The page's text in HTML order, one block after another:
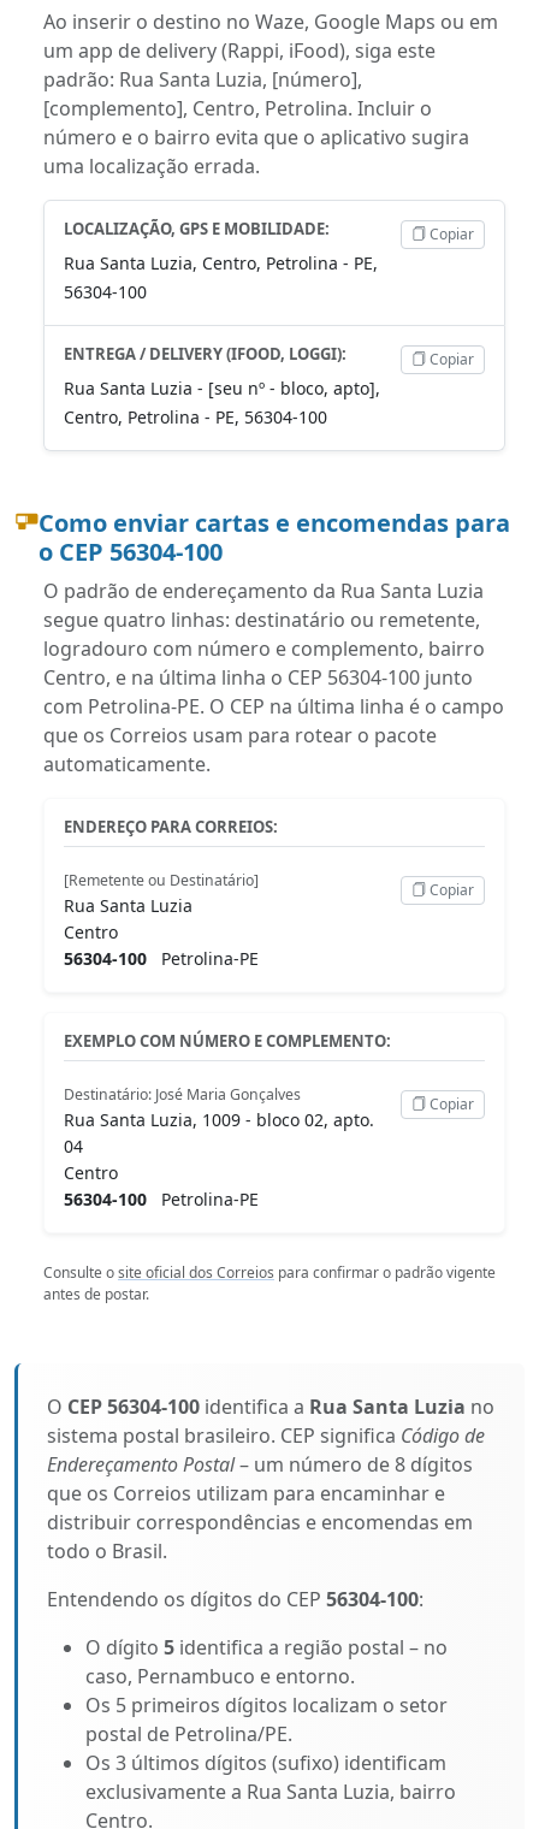
Ao inserir o destino no Waze, Google Maps ou em
um app de delivery (Rappi, iFood), siga este
padrão: Rua Santa Luzia, [número],
[complemento], Centro, Petrolina. Incluir o
número e o bairro evita que o aplicativo sugira
uma localização errada.
LOCALIZAÇÃO, GPS E MOBILIDADE:
Rua Santa Luzia, Centro, Petrolina - PE,
56304-100
Copiar
ENTREGA / DELIVERY (IFOOD, LOGGI):
Rua Santa Luzia - [seu nº - bloco, apto],
Centro, Petrolina - PE, 56304-100
Copiar
Como enviar cartas e encomendas para
o CEP 56304-100
O padrão de endereçamento da Rua Santa Luzia
segue quatro linhas: destinatário ou remetente,
logradouro com número e complemento, bairro
Centro, e na última linha o CEP 56304-100 junto
com Petrolina-PE. O CEP na última linha é o campo
que os Correios usam para rotear o pacote
automaticamente.
ENDEREÇO PARA CORREIOS:
[Remetente ou Destinatário]
Rua Santa Luzia
Centro
56304-100 Petrolina-PE
Copiar
EXEMPLO COM NÚMERO E COMPLEMENTO:
Destinatário: José Maria Gonçalves
Rua Santa Luzia, 1009 - bloco 02, apto.
04
Centro
56304-100 Petrolina-PE
Copiar
Consulte osite oficial dos Correios para confirmar o padrão vigente
antes de postar.
O CEP 56304-100 identifica a Rua Santa Luzia no
sistema postal brasileiro. CEP significa Código de
Endereçamento Postal– um número de 8 dígitos
que os Correios utilizam para encaminhar e
distribuir correspondências e encomendas em
todo o Brasil.
Entendendo os dígitos do CEP 56304-100:
O dígito 5 identifica a região postal – no
caso, Pernambuco e entorno.
Os 5 primeiros dígitos localizam o setor
postal de Petrolina/PE.
Os 3 últimos dígitos (sufixo) identificam
exclusivamente a Rua Santa Luzia, bairro
Centro.